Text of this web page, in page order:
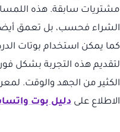
مشتريات سابقة. هذه
الشراء فحسب، بل تعمق أيضاً
كما يمكن استخدام بوتات
لتقديم هذه التجربة بشكل
الكثير من الجهد والوقت.
الاطلاع على دليل بوت واتساب